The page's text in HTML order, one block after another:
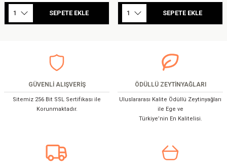
SEPETE EKLE SEPETE EKLE
GÜVENLİ ALIŞVERİŞ
Sitemiz 256 Bit SSL Sertifikası ile
Korunmaktadır.
ÖDÜLLÜ ZEYTİNYAĞLARI
Uluslararası Kalite Ödüllü Zeytinyağları
ile Ege ve
Türkiye’nin En Kalitelisi.